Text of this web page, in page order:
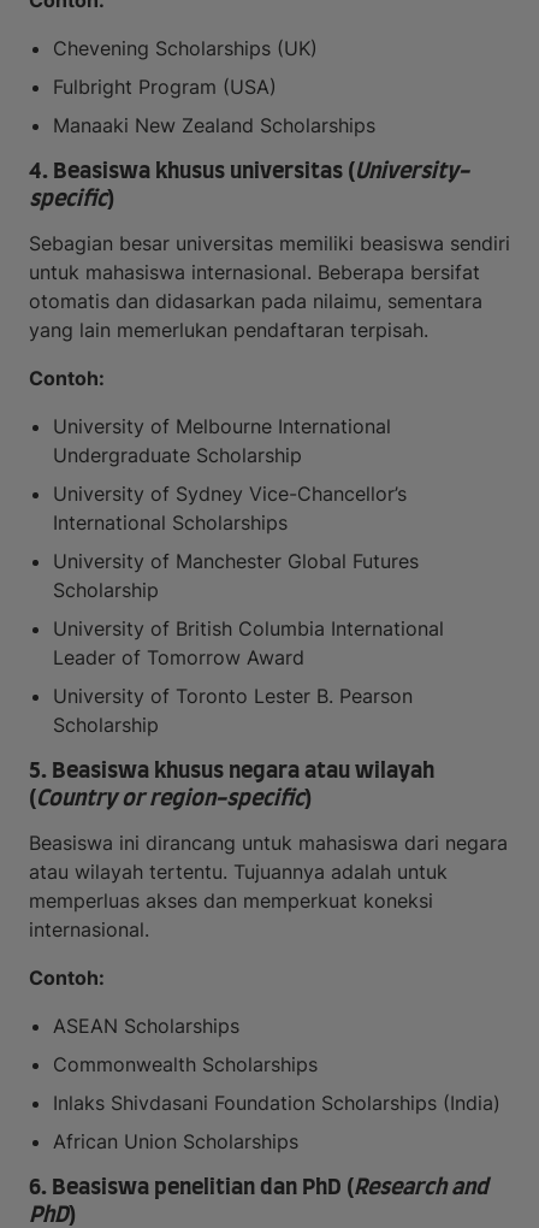
Chevening Scholarships (UK)
Fulbright Program (USA)
Manaaki New Zealand Scholarships
4. Beasiswa khusus universitas (University-
specific)
Sebagian besar universitas memiliki beasiswa sendiri
untuk mahasiswa internasional. Beberapa bersifat
otomatis dan didasarkan pada nilaimu, sementara
yang lain memerlukan pendaftaran terpisah.
Contoh:
University of Melbourne International
Undergraduate Scholarship
University of Sydney Vice-Chancellor’s
International Scholarships
University of Manchester Global Futures
Scholarship
University of British Columbia International
Leader of Tomorrow Award
University of Toronto Lester B. Pearson
Scholarship
5. Beasiswa khusus negara atau wilayah
(Country or region-specific)
Beasiswa ini dirancang untuk mahasiswa dari negara
atau wilayah tertentu. Tujuannya adalah untuk
memperluas akses dan memperkuat koneksi
internasional.
Contoh:
ASEAN Scholarships
Commonwealth Scholarships
Inlaks Shivdasani Foundation Scholarships (India)
African Union Scholarships
6. Beasiswa penelitian dan PhD (Research and
PhD)